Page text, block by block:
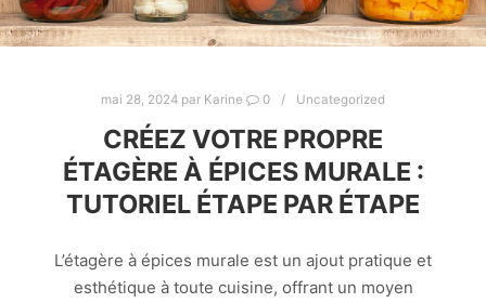
mai 28, 2024 par Karine 0 Uncategorized
CRÉEZ VOTRE PROPRE
ÉTAGÈRE À ÉPICES MURALE :
TUTORIEL ÉTAPE PAR ÉTAPE
L’étagère à épices murale est un ajout pratique et
esthétique à toute cuisine, offrant un moyen